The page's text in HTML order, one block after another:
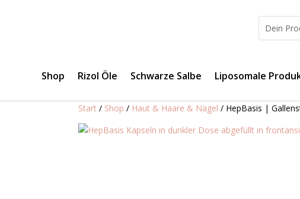
Shop Rizol Öle Schwarze Salbe Liposomale
Start / Shop / Haut & Haare & Nägel / HepBasis |